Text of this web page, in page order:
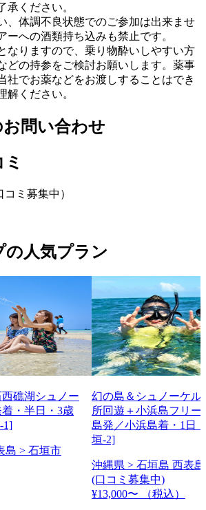
承ください。
、体調不良状態でのご参加は出来ませ
ーへの酒類持ち込みも禁止です。
なりますので、乗り物酔いしやすい方
どの持参をご検討お願いします。薬事
社でお薬などをお渡しすることはでき
解ください。
問い合わせ
コミ募集中）
の人気プラン
礁湖シュノー
・半日・3歳
1]
島 > 石垣市
幻の島＆シュノーケル
所回遊＋小浜島フリー
島発／小浜島着・1日
垣-2]
沖縄県 > 石垣島 西表
(口コミ募集中)
¥13,000〜
（税込）